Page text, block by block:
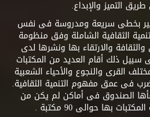
التميز والإبداع.
بخطى سريعة ومدروسة فى نفس
الثقافية الشاملة وفق منظومة
والارتقاء بها ونشرها لدى
ذلك أقام العديد من المكتبات
القرى والنجوع والأحياء الشعبية
فى عمق مفهوم التنمية الثقافية.
الصندوق فى أماكن لم يكن من
بها حوالى 90 مكتبة .